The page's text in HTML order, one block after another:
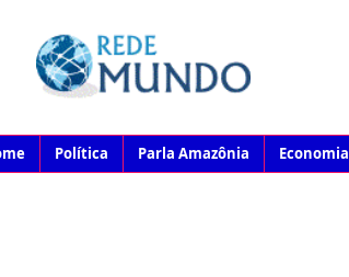
Política Parla Amazônia Economia